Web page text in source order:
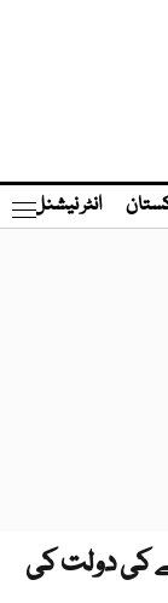
انٹر نیشنل
کی دولت کی